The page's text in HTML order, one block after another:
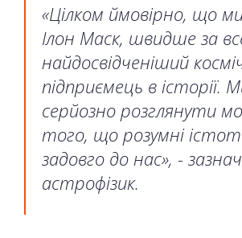
«Цілком ймовірно, що
Ілон Маск, швидше за
найдосвідченіший
підприємець в історії.
серйозно розглянути
того, що розумні
задовго до нас», -
астрофізик.